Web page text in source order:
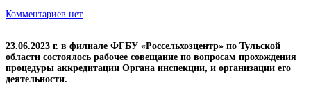
Комментариев нет
23.06.2023 г. в филиале ФГБУ «Россельхозцентр» по Тульской
области состоялось рабочее совещание по вопросам прохождения
процедуры аккредитации Органа инспекции, и организации его
деятельности.